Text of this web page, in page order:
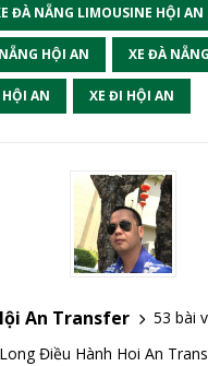
ĐÀ NẴNG LIMOUSINE HỘI AN
HỘI AN XE ĐÀ NẴNG
AN XE ĐI HỘI AN
An Transfer
53 bài
Điều Hành Hoi An